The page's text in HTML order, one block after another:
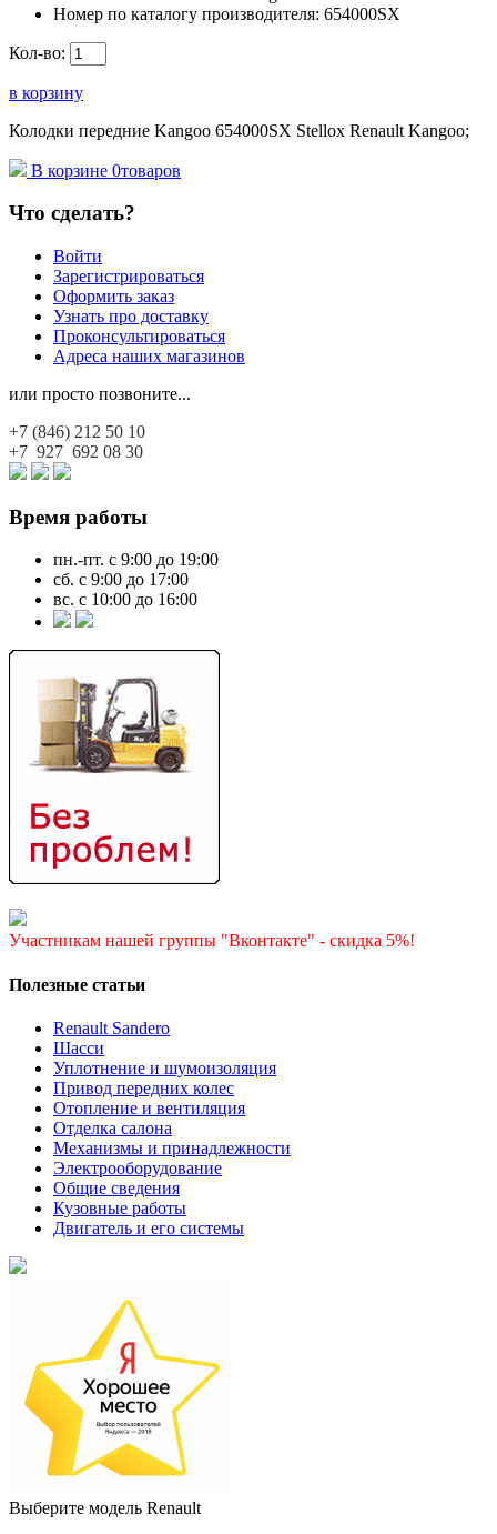
Номер по каталогу производителя: 654000SX
Кол-во:
в корзину
Колодки передние Kangoo 654000SX Stellox Renault Kangoo;
В корзине 0товаров
Что сделать?
Войти
Зарегистрироваться
Оформить заказ
Узнать про доставку
Проконсультироваться
Адреса наших магазинов
или просто позвоните...
+7 (846) 212 50 10
+7 927 692 08 30
Время работы
пн.-пт. с 9:00 до 19:00
сб. с 9:00 до 17:00
вс. с 10:00 до 16:00
Участникам нашей группы "Вконтакте" - скидка 5%!
Полезные статьи
Renault Sandero
Шасси
Уплотнение и шумоизоляция
Привод передних колес
Отопление и вентиляция
Отделка салона
Механизмы и принадлежности
Электрооборудование
Общие сведения
Кузовные работы
Двигатель и его системы
Выберите модель Renault